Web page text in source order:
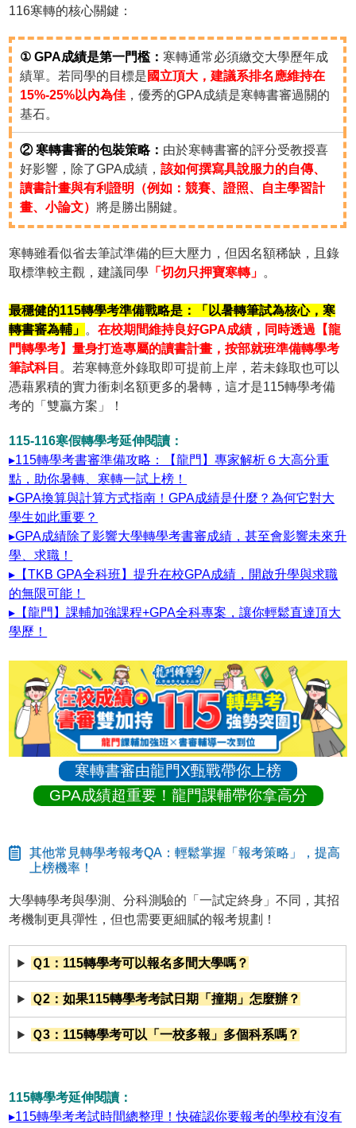
116寒轉的核心關鍵：
① GPA成績是第一門檻： 寒轉通常必須繳交大學歷年成
績單。若同學的目標是 國立頂大，建議系排名應維持在
15%-25%以內為佳 ，優秀的GPA成績是寒轉書審過關的
基石。
② 寒轉書審的包裝策略： 由於寒轉書審的評分受教授喜
好影響，除了GPA成績，該如何撰寫具說服力的自傳、
讀書計畫與有利證明（例如：競賽、證照、自主學習計
畫、小論文） 將是勝出關鍵。
寒轉雖看似省去筆試準備的巨大壓力，但因名額稀缺，且錄
取標準較主觀，建議同學 「切勿只押寶寒轉」 。
最穩健的115轉學考準備戰略是：「以暑轉筆試為核心，寒
轉書審為輔」 。在校期間維持良好GPA成績，同時透過【龍
門轉學考】量身打造專屬的讀書計畫，按部就班準備轉學考
筆試科目 。若寒轉意外錄取即可提前上岸，若未錄取也可以
憑藉累積的實力衝刺名額更多的暑轉，這才是115轉學考備
考的「雙贏方案」！
115-116寒假轉學考延伸閱讀：
▸115轉學考書審準備攻略：【龍門】專家解析６大高分重
點，助你暑轉、寒轉一試上榜！
▸GPA換算與計算方式指南！GPA成績是什麼？為何它對大
學生如此重要？
▸GPA成績除了影響大學轉學考書審成績，甚至會影響未來升
學、求職！
▸【TKB GPA全科班】提升在校GPA成績，開啟升學與求職
的無限可能！
▸【龍門】課輔加強課程+GPA全科專案，讓你輕鬆直達頂大
學歷！
寒轉書審由龍門X甄戰帶你上榜
GPA成績超重要！龍門課輔帶你拿高分
其他常見轉學考報考QA：輕鬆掌握「報考策略」，提高
上榜機率！
大學轉學考與學測、分科測驗的「一試定終身」不同，其招
考機制更具彈性，但也需要更細膩的報考規劃！
Ｑ1：115轉學考可以報名多間大學嗎？
Ｑ2：如果115轉學考考試日期「撞期」怎麼辦？
Ｑ3：115轉學考可以「一校多報」多個科系嗎？
115轉學考延伸閱讀：
▸115轉學考考試時間總整理！快確認你要報考的學校有沒有